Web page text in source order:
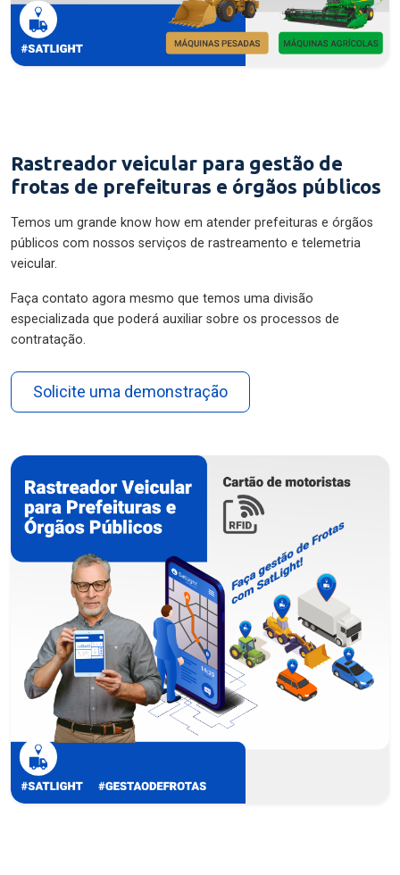
Rastreador veicular para gestão de
frotas de prefeituras e órgãos públicos
Temos um grande know how em atender prefeituras e órgãos
públicos com nossos serviços de rastreamento e telemetria
veicular.
Faça contato agora mesmo que temos uma divisão
especializada que poderá auxiliar sobre os processos de
contratação.
Solicite uma demonstração